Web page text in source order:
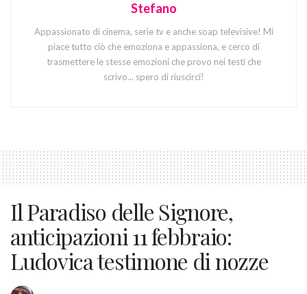
Stefano
Appassionato di cinema, serie tv e anche soap televisive! Mi
piace tutto ciò che emoziona e appassiona, e cerco di
trasmettere le stesse emozioni che provo nei testi che
scrivo... spero di riuscirci!
Il Paradiso delle Signore,
anticipazioni 11 febbraio:
Ludovica testimone di nozze